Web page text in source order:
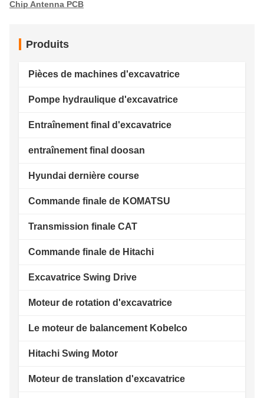
Chip Antenna PCB
Produits
Pièces de machines d'excavatrice
Pompe hydraulique d'excavatrice
Entraînement final d'excavatrice
entraînement final doosan
Hyundai dernière course
Commande finale de KOMATSU
Transmission finale CAT
Commande finale de Hitachi
Excavatrice Swing Drive
Moteur de rotation d'excavatrice
Le moteur de balancement Kobelco
Hitachi Swing Motor
Moteur de translation d'excavatrice